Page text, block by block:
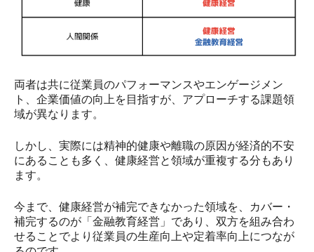
両者は共に従業員のパフォーマンスやエンゲージメン
ト、企業価値の向上を目指すが、アプローチする課題領
域が異なります。
しかし、実際には精神的健康や離職の原因が経済的不安
にあることも多く、健康経営と領域が重複する分もあり
ます。
今まで、健康経営が補完できなかった領域を、カバー・
補完するのが「金融教育経営」であり、双方を組み合わ
せることでより従業員の生産向上や定着率向上につなが